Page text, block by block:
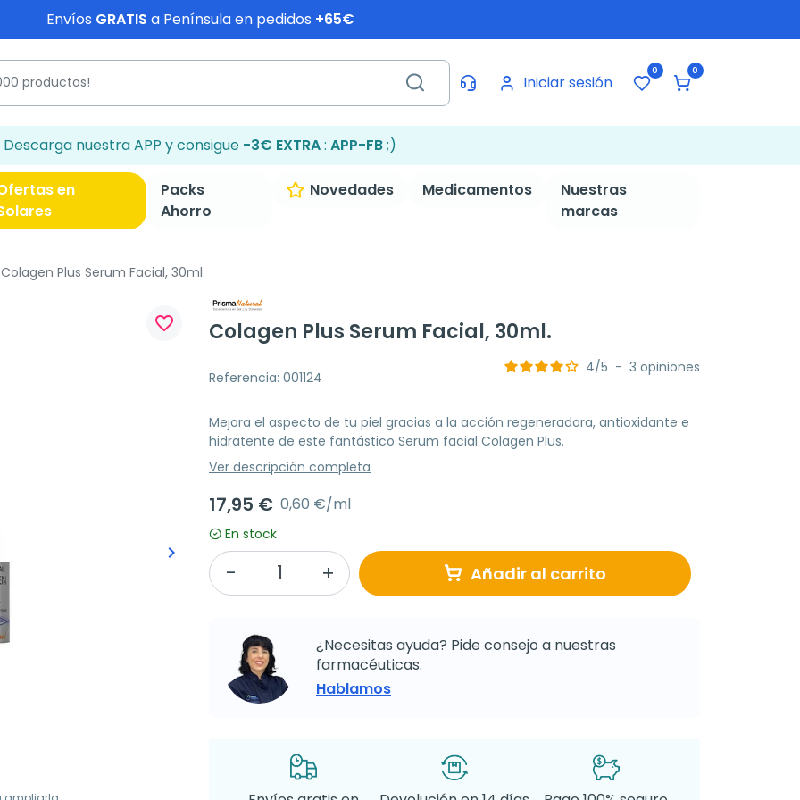
Envíos GRATIS a Península en pedidos +65€
Iniciar sesión
0 0
Descarga nuestra APP y consigue -3€ EXTRA: APP-FB;)
en
Packs
Ahorro
Novedades Medicamentos
Nuestras
marcas
Colagen Plus Serum Facial, 30ml.
Siguiente
keyboard_arrow_right
favorite_border Colagen Plus Serum Facial, 30ml.
Referencia: 001124
4/5 - 3 opiniones
Mejora el aspecto de tu piel gracias a la acción regeneradora, antioxidante e
hidratente de este fantástico Serum facial Colagen Plus.
Ver descripción completa
17,95 € 0,60 €/ml
En stock
Añadir al carrito
¿Necesitas ayuda? Pide consejo a nuestras
farmacéuticas.
Hablamos